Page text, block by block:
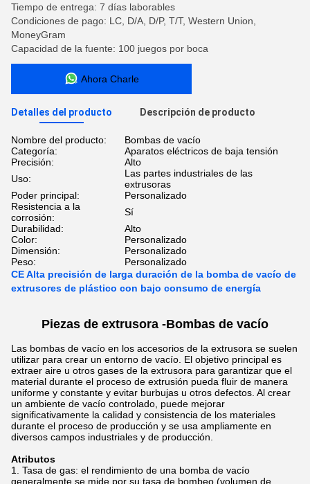
Tiempo de entrega: 7 días laborables
Condiciones de pago: LC, D/A, D/P, T/T, Western Union,
MoneyGram
Capacidad de la fuente: 100 juegos por boca
Ahora Charle
Detalles del producto Descripción de producto
Nombre del producto:
Bombas de vacío
Categoría:
Aparatos eléctricos de baja tensión
Precisión:
Alto
Uso:
Las partes industriales de las
extrusoras
Poder principal:
Personalizado
Resistencia a la
corrosión:
Sí
Durabilidad:
Alto
Color:
Personalizado
Dimensión:
Personalizado
Peso:
Personalizado
CE Alta precisión de larga duración de la bomba de vacío de
extrusores de plástico con bajo consumo de energía
Piezas de extrusora -Bombas de vacío
Las bombas de vacío en los accesorios de la extrusora se suelen
utilizar para crear un entorno de vacío. El objetivo principal es
extraer aire u otros gases de la extrusora para garantizar que el
material durante el proceso de extrusión pueda fluir de manera
uniforme y constante y evitar burbujas u otros defectos. Al crear
un ambiente de vacío controlado, puede mejorar
significativamente la calidad y consistencia de los materiales
durante el proceso de producción y se usa ampliamente en
diversos campos industriales y de producción.
Atributos
Tasa de gas: el rendimiento de una bomba de vacío
generalmente se mide por su tasa de bombeo (volumen de